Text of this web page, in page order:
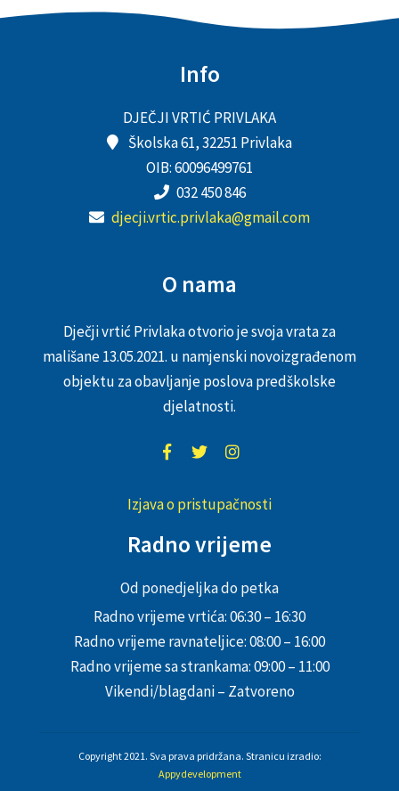
Info
DJEČJI VRTIĆ PRIVLAKA
Školska 61, 32251 Privlaka
OIB: 60096499761
032 450 846
djecji.vrtic.privlaka@gmail.com
O nama
Dječji vrtić Privlaka otvorio je svoja vrata za
mališane 13.05.2021. u namjenski novoizgrađenom
objektu za obavljanje poslova predškolske
djelatnosti.
Izjava o pristupačnosti
Radno vrijeme
Od ponedjeljka do petka
Radno vrijeme vrtića: 06:30 – 16:30
Radno vrijeme ravnateljice: 08:00 – 16:00
Radno vrijeme sa strankama: 09:00 – 11:00
Vikendi/blagdani – Zatvoreno
Copyright 2021. Sva prava pridržana. Stranicu izradio:
Appydevelopment